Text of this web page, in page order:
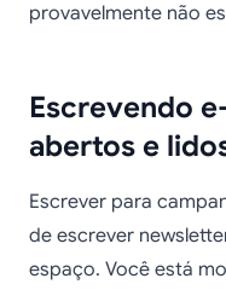
provavelmente não
Escrevendo
abertos e
Escrever para
de escrever
espaço. Você está